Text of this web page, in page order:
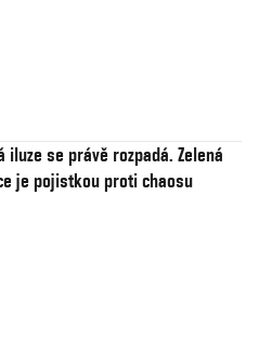
iluze se právě rozpadá. Zelená
je pojistkou proti chaosu